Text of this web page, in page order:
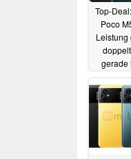
Top-
Poco
Leistung
gerade